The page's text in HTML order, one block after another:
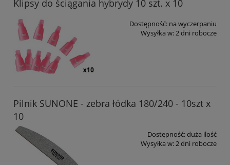
Klipsy do ściągania hybrydy 10 szt. x 10
Dostępność: na wyczerpaniu
Wysyłka w:2 dni robocze
Pilnik SUNONE - zebra łódka 180/240 - 10szt x
10
Dostępność:duża ilość
Wysyłka w: 2 dni robocze